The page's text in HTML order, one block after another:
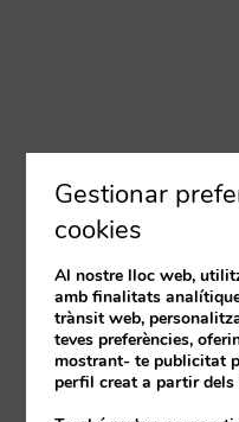
Gestionar
cookies
Al nostre lloc web,
amb finalitats
trànsit web,
teves preferències,
mostrant- te publicitat
perfil creat a partir dels